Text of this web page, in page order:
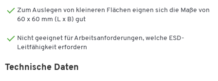
leicht zu verlegen und zu demontieren
Zum Auslegen von kleineren Flächen eignen sich die Maße von
60 x 60 mm (L x B) gut
Nicht geeignet für Arbeitsanforderungen, welche ESD-
Leitfähigkeit erfordern
Technische Daten